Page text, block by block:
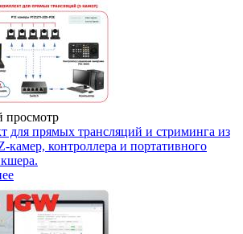
просмотр
для прямых трансляций и стриминга из
камер, контроллера и портативного